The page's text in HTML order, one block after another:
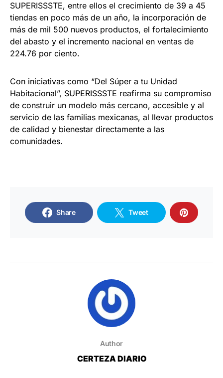
SUPERISSSTE, entre ellos el crecimiento de 39 a 45
tiendas en poco más de un año, la incorporación de
más de mil 500 nuevos productos, el fortalecimiento
del abasto y el incremento nacional en ventas de
224.76 por ciento.
Con iniciativas como “Del Súper a tu Unidad
Habitacional”, SUPERISSSTE reafirma su compromiso
de construir un modelo más cercano, accesible y al
servicio de las familias mexicanas, al llevar productos
de calidad y bienestar directamente a las
comunidades.
Share Tweet
Author
CERTEZA DIARIO